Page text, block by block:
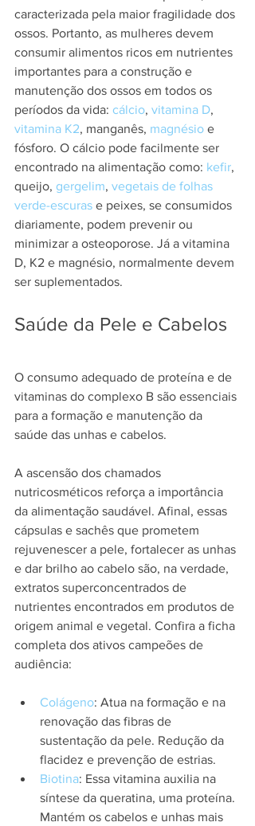
caracterizada pela maior fragilidade dos
ossos. Portanto, as mulheres devem
consumir alimentos ricos em nutrientes
importantes para a construção e
manutenção dos ossos em todos os
períodos da vida: cálcio, vitamina D,
vitamina K2, manganês, magnésio e
fósforo. O cálcio pode facilmente ser
encontrado na alimentação como: kefir,
queijo, gergelim, vegetais de folhas
verde-escuras e peixes, se consumidos
diariamente, podem prevenir ou
minimizar a osteoporose. Já a vitamina
D, K2 e magnésio, normalmente devem
ser suplementados.
Saúde da Pele e Cabelos
O consumo adequado de proteína e de
vitaminas do complexo B são essenciais
para a formação e manutenção da
saúde das unhas e cabelos.
A ascensão dos chamados
nutricosméticos reforça a importância
da alimentação saudável. Afinal, essas
cápsulas e sachês que prometem
rejuvenescer a pele, fortalecer as unhas
e dar brilho ao cabelo são, na verdade,
extratos superconcentrados de
nutrientes encontrados em produtos de
origem animal e vegetal. Confira a ficha
completa dos ativos campeões de
audiência:
Colágeno: Atua na formação e na
renovação das fibras de
sustentação da pele. Redução da
flacidez e prevenção de estrias.
Biotina: Essa vitamina auxilia na
síntese da queratina, uma proteína.
Mantém os cabelos e unhas mais